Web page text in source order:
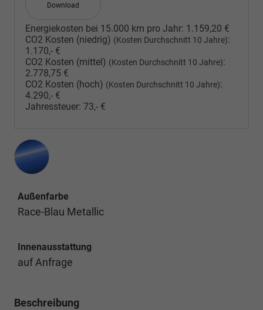
Download
Energiekosten bei 15.000 km pro Jahr: 1.159,20 €
CO2 Kosten (niedrig) (Kosten Durchschnitt 10 Jahre):
1.170,- €
CO2 Kosten (mittel) (Kosten Durchschnitt 10 Jahre):
2.778,75 €
CO2 Kosten (hoch) (Kosten Durchschnitt 10 Jahre):
4.290,- €
Jahressteuer: 73,- €
Außenfarbe
Race-Blau Metallic
Innenausstattung
auf Anfrage
Beschreibung